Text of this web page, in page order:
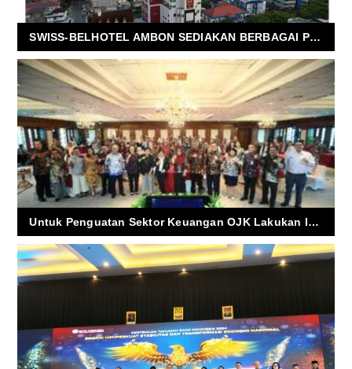
SWISS-BELHOTEL AMBON SEDIAKAN BERBAGAI PROMO ISTIMEWA SAMBUT IDUL FITRI
Untuk Penguatan Sektor Keuangan OJK Lakukan Integritas Pelaporan